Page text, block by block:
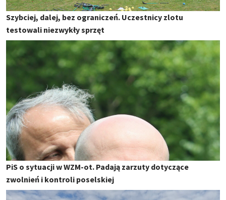
Szybciej, dalej, bez ograniczeń. Uczestnicy zlotu
testowali niezwykły sprzęt
PiS o sytuacji w WZM-ot. Padają zarzuty dotyczące
zwolnień i kontroli poselskiej